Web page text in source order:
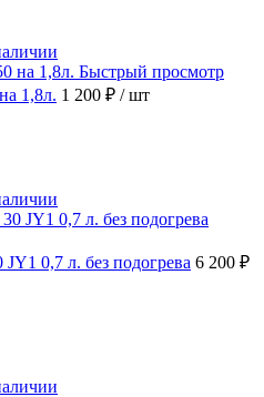
Быстрый просмотр
1,8л. 1 200 ₽ / шт
0,7 л. без подогрева 6 200 ₽